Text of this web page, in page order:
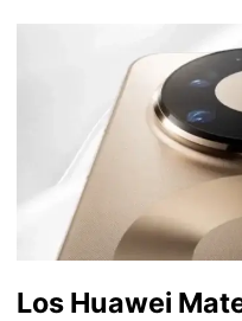
Los Huawei